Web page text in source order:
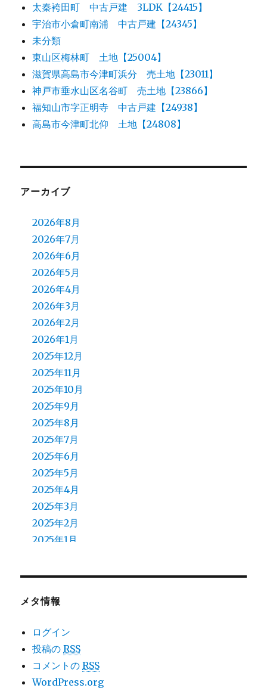
太秦袴田町 中古戸建 3LDK【24415】
宇治市小倉町南浦 中古戸建【24345】
未分類
東山区梅林町 土地【25004】
滋賀県高島市今津町浜分 売土地【23011】
神戸市垂水山区名谷町 売土地【23866】
福知山市字正明寺 中古戸建【24938】
高島市今津町北仰 土地【24808】
アーカイブ
2026年8月
2026年7月
2026年6月
2026年5月
2026年4月
2026年3月
2026年2月
2026年1月
2025年12月
2025年11月
2025年10月
2025年9月
2025年8月
2025年7月
2025年6月
2025年5月
2025年4月
2025年3月
2025年2月
2025年1月
2024年11月
2024年9月
2024年7月
2024年6月
2024年5月
メタ情報
ログイン
投稿のRSS
コメントのRSS
WordPress.org